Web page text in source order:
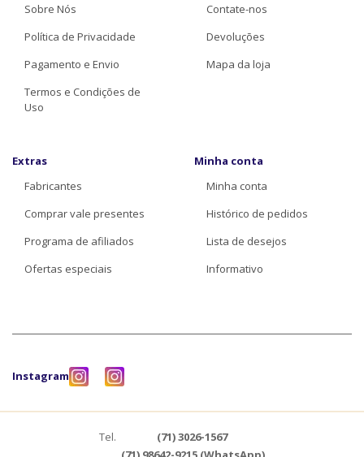
Sobre Nós
Política de Privacidade
Pagamento e Envio
Termos e Condições de
Uso
Contate-nos
Devoluções
Mapa da loja
Extras
Fabricantes
Comprar vale presentes
Programa de afiliados
Ofertas especiais
Minha conta
Minha conta
Histórico de pedidos
Lista de desejos
Informativo
Instagram
Tel.
(71) 3026-1567